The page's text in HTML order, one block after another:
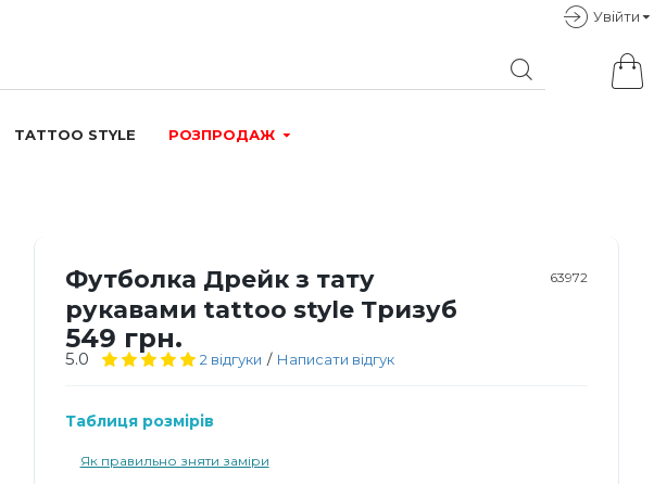
Увiйти
TATTOO STYLE РОЗПРОДАЖ
Футболка Дрейк з тату
рукавами tattoo style Тризуб
63972
5.0 2 відгуки / Написати відгук
549 грн.
Таблиця розмірів
Як правильно зняти заміри